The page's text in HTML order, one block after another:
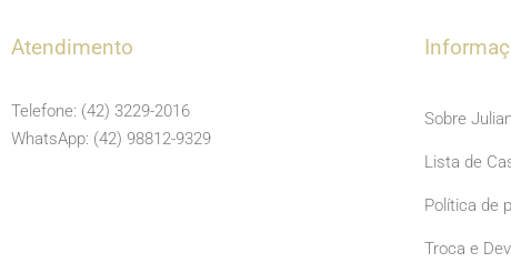
Atendimento
Telefone: (42) 3229-2016
WhatsApp: (42) 98812-9329
Sobre
Lista de
Política de
Troca e